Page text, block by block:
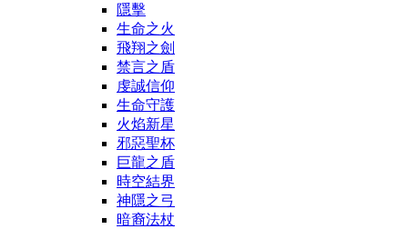
隱擊
生命之火
飛翔之劍
禁言之盾
虔誠信仰
生命守護
火焰新星
邪惡聖杯
巨龍之盾
時空結界
神隱之弓
暗裔法杖